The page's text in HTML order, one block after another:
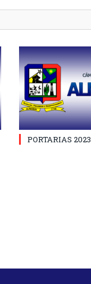
PORTARIAS 2023